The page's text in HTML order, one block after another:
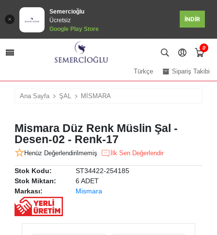
Semercioğlu
Ücretsiz
Google Play Store
İNDİR
0
Sipariş Takibi
Türkçe
Ana Sayfa ŞAL MİSMARA
Mismara Düz Renk Müslin Şal -
Desen-02 - Renk-17
Henüz Değerlendirilmemiş İlk Sen Değerlendir
Stok Kodu:
ST34422-254185
Stok Miktarı:
6 ADET
Markası:
Mismara